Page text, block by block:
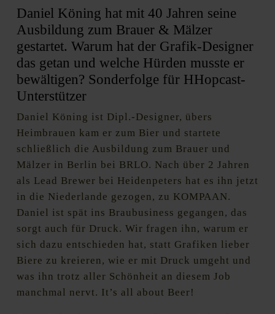
Daniel Köning hat mit 40 Jahren seine
Ausbildung zum Brauer & Mälzer
gestartet. Warum hat der Grafik-Designer
das getan und welche Hürden musste er
bewältigen? Sonderfolge für HHopcast-
Unterstützer
Daniel Köning ist Dipl.-Designer, übers
Heimbrauen kam er zum Bier und startete
schließlich die Ausbildung zum Brauer und
Mälzer in Berlin bei BRLO. Nach über 2 Jahren
als Lead Brewer bei Heidenpeters hat es ihn jetzt
in die Niederlande gezogen, zu KOMPAAN.
Daniel ist spät ins Braubusiness gegangen, das
sorgt auch für Druck. Wir fragen ihn, warum er
sich dazu entschieden hat, statt Grafiken lieber
Biere zu kreieren, wie er mit Druck umgeht und
was ihn trotz aller Schönheit an diesem Job
manchmal nervt. It’s all about Beer!